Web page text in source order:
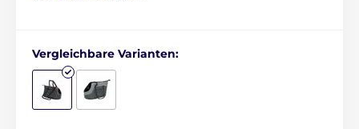
Vergleichbare Varianten: